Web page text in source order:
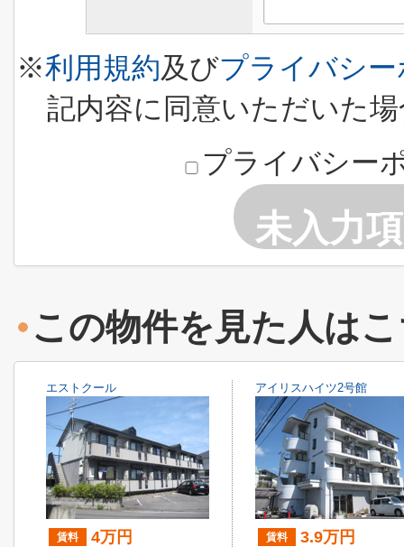
※利用規約及びプライバシ
記内容に同意いただいた
プライバシー
未入力
この物件を見た人は
エストクール
賃料 4万円
アイリスハイツ2号館
賃料 3.9万円